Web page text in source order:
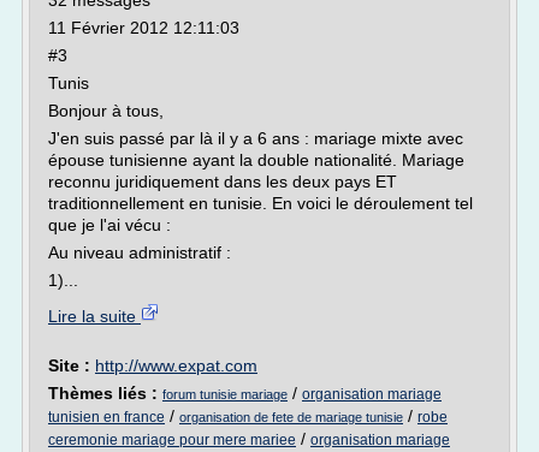
11 Février 2012 12:11:03
#3
Tunis
Bonjour à tous,
J'en suis passé par là il y a 6 ans : mariage mixte avec
épouse tunisienne ayant la double nationalité. Mariage
reconnu juridiquement dans les deux pays ET
traditionnellement en tunisie. En voici le déroulement tel
que je l'ai vécu :
Au niveau administratif :
1)...
Lire la suite
Site : http://www.expat.com
Thèmes liés : forum tunisie mariage / organisation mariage
tunisien en france / organisation de fete de mariage tunisie / robe
ceremonie mariage pour mere mariee / organisation mariage